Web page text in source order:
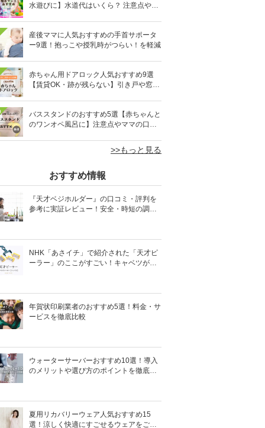
水遊びに】水道代はいくら？ 注意点やデ
産後ママに人気おすすめの手首サポータ
ー9選！抱っこや授乳時がつらい！を軽減
赤ちゃん用ドアロック人気おすすめ9選
【賃貸OK・跡が残らない】引き戸や窓対
バススタンドのおすすめ5選【赤ちゃんと
のワンオペ風呂に】注意点やママの口コ
>>もっと見る
おすすめ情報
『天才ベジホルダー』の口コミ・評判を
参考に実証レビュー！安全・時短の調理
NHK「あさイチ」で紹介された「天才ピ
ーラー」のここがすごい！キャベツがほ
年賀状印刷業者のおすすめ5選！料金・サ
ービスを徹底比較
ウォーターサーバーおすすめ10選！導入
のメリットや選び方のポイントを徹底解
夏用リカバリーウェア人気おすすめ15
選！涼しく快適にすごせるウェアをご紹